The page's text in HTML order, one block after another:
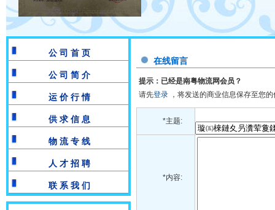
公 司 首 页
公 司 简 介
运 价 行 情
供 求 信 息
物 流 专 线
人 才 招 聘
联 系 我 们
在线留言
提示：已经是南粤物流网会员？
请先登录 ，将发送的商业信息保存至您
*主题:
*内容: